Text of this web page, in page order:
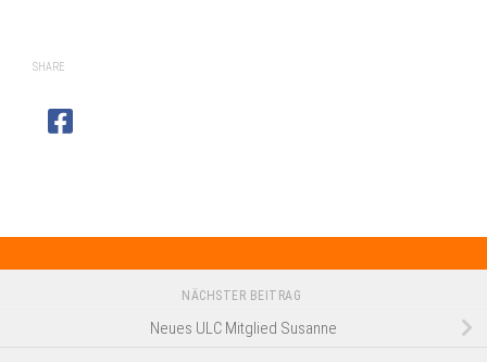
SHARE
NÄCHSTER BEITRAG
Neues ULC Mitglied Susanne